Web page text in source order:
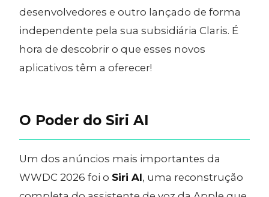
desenvolvedores e outro lançado de forma
independente pela sua subsidiária Claris. É
hora de descobrir o que esses novos
aplicativos têm a oferecer!
O Poder do Siri AI
Um dos anúncios mais importantes da
WWDC 2026 foi o Siri AI, uma reconstrução